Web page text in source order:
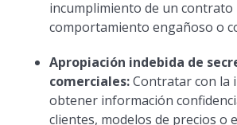
incumplimiento de un contrato
comportamiento engañoso o
Apropiación indebida de
comerciales:Contratar con la
obtener información
clientes, modelos de precios o